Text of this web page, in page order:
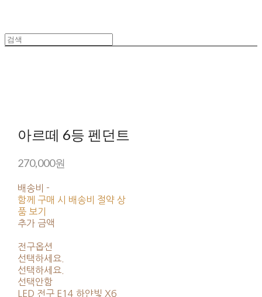
아르떼 6등 펜던트
270,000원
배송비 -
함께 구매 시 배송비 절약 상
품 보기
추가 금액
전구옵션
선택하세요.
선택하세요.
선택안함
LED 전구 E14 하얀빛 X6